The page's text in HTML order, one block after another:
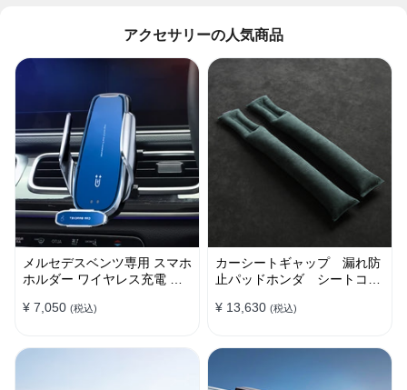
アクセサリーの人気商品
メルセデスベンツ専用 スマホ
ホルダー ワイヤレス充電 吹
¥ 7,050 (税込)
カーシートギャップ 漏れ防
止パッドホンダ シートコン
¥ 13,630 (税込)